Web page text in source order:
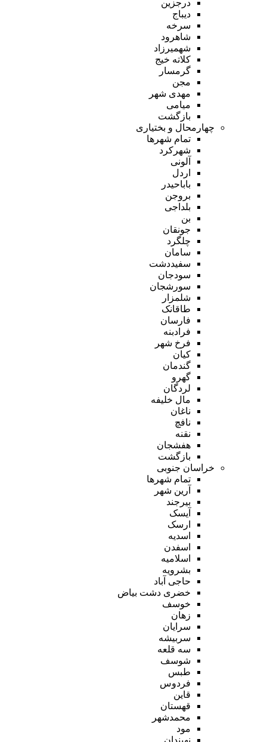
درجزین
دیباج
سرخه
شاهرود
شهمیرزاد
کلاته خیج
گرمسار
مجن
مهدی شهر
میامی
بازگشت
چهارمحال و بختیاری
تمام شهر‌ها
شهرکرد
آلونی
اردل
باباحیدر
بروجن
بلداجی
بن
جونقان
چلگرد
سامان
سفیددشت
سودجان
سورشجان
شلمزار
طاقانک
فارسان
فرادبنه
فرخ شهر
کیان
گندمان
گهرو
لردگان
مال خلیفه
ناغان
نافچ
نقنه
هفشجان
بازگشت
خراسان جنوبی
تمام شهر‌ها
آرین شهر
بیرجند
آیسک
ارسک
اسدیه
اسفدن
اسلامیه
بشرویه
حاجی آباد
خضری دشت بیاض
خوسف
زهان
سرایان
سربیشه
سه قلعه
شوسف
طبس
فردوس
قاین
قهستان
محمدشهر
مود
نهبندان